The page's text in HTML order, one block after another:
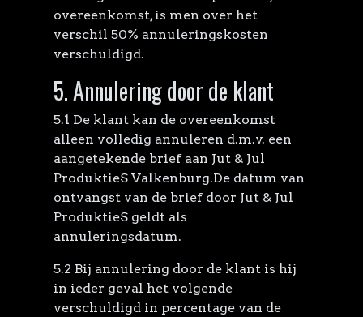
overeenkomst, is men over het
verschil 50% annuleringskosten
verschuldigd.
5. Annulering door de klant
5.1 De klant kan de overeenkomst
alleen volledig annuleren d.m.v. een
aangetekende brief aan Jut & Jul
ProduktieS Valkenburg.De datum van
ontvangst van de brief door Jut & Jul
ProduktieS geldt als
annuleringsdatum.
5.2 Bij annulering door de klant is hij
in ieder geval het volgende
verschuldigd in percentage van de